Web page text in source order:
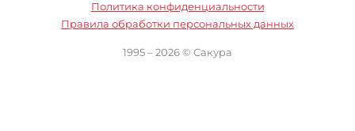
Политика конфиденциальности
Правила обработки персональных данных
1995 – 2026 © Сакура